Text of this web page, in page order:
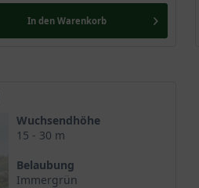
In den Warenkorb
Wuchsendhöhe
15 - 30 m
Belaubung
Immergrün